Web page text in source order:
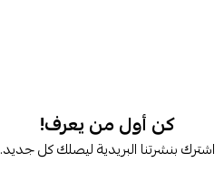
كن أول من يعرف!
اشترك بنشرتنا البريدية ليصلك كل جديد.